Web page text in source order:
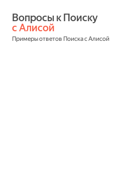
с Алисой
Примеры ответов Поиска с Алисой